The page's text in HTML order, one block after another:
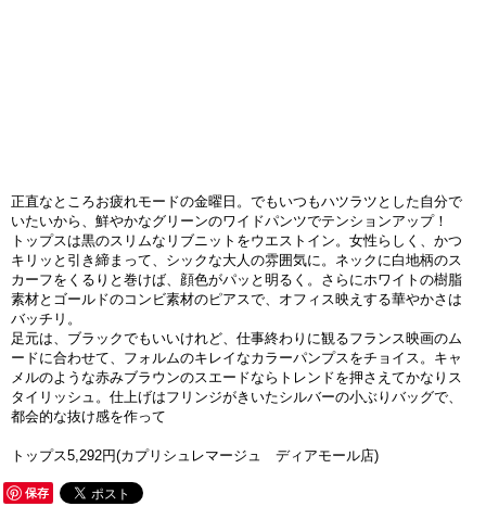
正直なところお疲れモードの金曜日。でもいつもハツラツとした自分で
いたいから、鮮やかなグリーンのワイドパンツでテンションアップ！
トップスは黒のスリムなリブニットをウエストイン。女性らしく、かつ
キリッと引き締まって、シックな大人の雰囲気に。ネックに白地柄のス
カーフをくるりと巻けば、顔色がパッと明るく。さらにホワイトの樹脂
素材とゴールドのコンビ素材のピアスで、オフィス映えする華やかさは
バッチリ。
足元は、ブラックでもいいけれど、仕事終わりに観るフランス映画のム
ードに合わせて、フォルムのキレイなカラーパンプスをチョイス。キャ
メルのような赤みブラウンのスエードならトレンドを押さえてかなりス
タイリッシュ。仕上げはフリンジがきいたシルバーの小ぶりバッグで、
都会的な抜け感を作って
トップス5,292円(カプリシュレマージュ ディアモール店)
保存